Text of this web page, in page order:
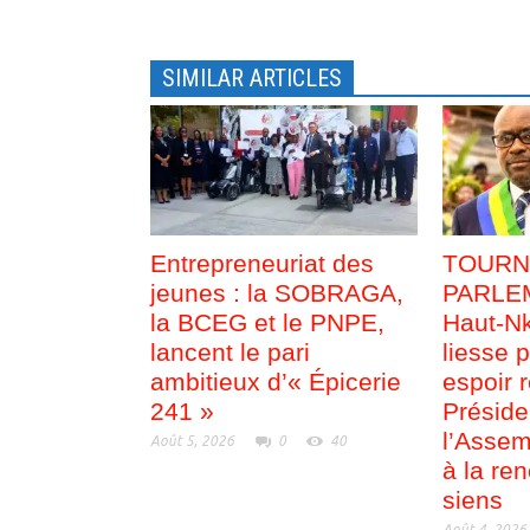
r
e
)
t
r
e
)
SIMILAR ARTICLES
Entrepreneuriat des
jeunes : la SOBRAGA,
la BCEG et le PNPE,
lancent le pari
ambitieux d’« Épicerie
241 »
Août 5, 2026 0 40
Haut-
liesse
espoir
à la
siens